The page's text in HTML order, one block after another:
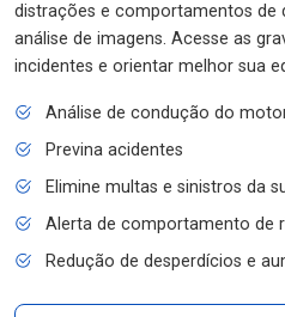
distrações e comportamentos de
análise de imagens. Acesse as
incidentes e orientar melhor sua
Análise de condução do
Previna acidentes
Elimine multas e sinistros da
Alerta de comportamento de
Redução de desperdícios e